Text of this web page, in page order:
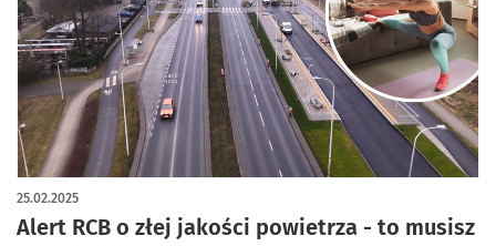
Alert RCB o złej jakości powietrza - to musisz
25.02.2025